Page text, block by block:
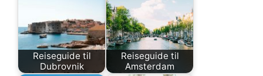
Reiseguide til
Dubrovnik
Reiseguide til
Amsterdam